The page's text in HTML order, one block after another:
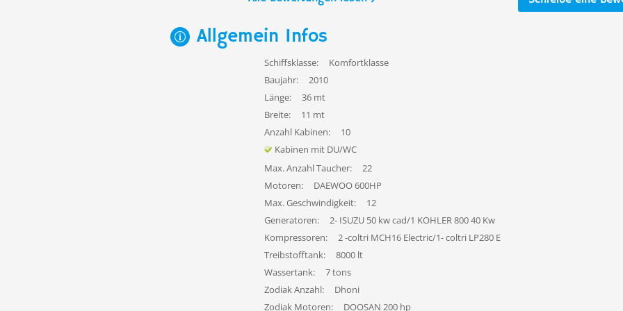
Allgemein Infos
Schiffsklasse:
Komfortklasse
Baujahr:
2010
Länge:
36 mt
Breite:
11 mt
Anzahl Kabinen:
10
Kabinen mit DU/WC
Max. Anzahl Taucher:
22
Motoren:
DAEWOO 600HP
Max. Geschwindigkeit:
12
Generatoren:
2- ISUZU 50 kw cad/1 KOHLER 800 40 Kw
Kompressoren:
2 -coltri MCH16 Electric/1- coltri LP280 E
Treibstofftank:
8000 lt
Wassertank:
7 tons
Zodiak Anzahl:
Dhoni
Zodiak Motoren:
DOOSAN 200 hp